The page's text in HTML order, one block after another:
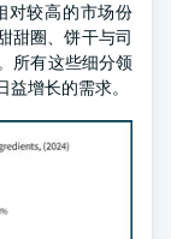
对较高的市场份
甜圈、饼干与司
所有这些细分领
增长的需求。